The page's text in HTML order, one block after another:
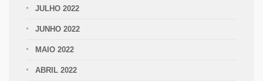
JULHO 2022
JUNHO 2022
MAIO 2022
ABRIL 2022